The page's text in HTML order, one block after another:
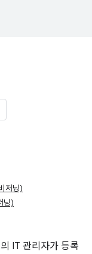
저닝)
닝)
IT 관리자가 등록